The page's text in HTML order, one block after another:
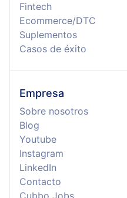
Fintech
Ecommerce/DTC
Suplementos
Casos de éxito
Empresa
Sobre nosotros
Blog
Youtube
Instagram
LinkedIn
Contacto